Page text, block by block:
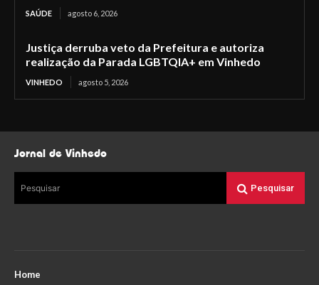
SAÚDE agosto 6, 2026
Justiça derruba veto da Prefeitura e autoriza
realização da Parada LGBTQIA+ em Vinhedo
VINHEDO agosto 5, 2026
Jornal de Vinhedo
Pesquisar Pesquisar
Home